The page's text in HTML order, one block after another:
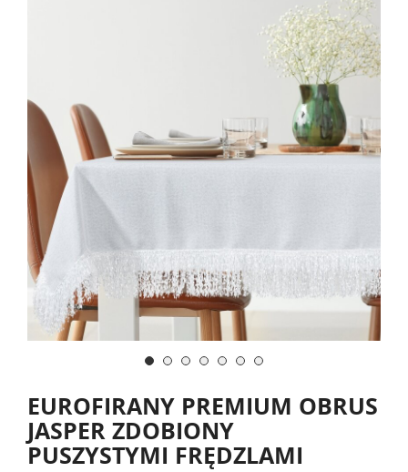
EUROFIRANY PREMIUM OBRUS
JASPER ZDOBIONY
PUSZYSTYMI FRĘDZLAMI